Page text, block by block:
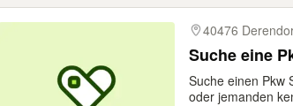
40476
Suche eine
Suche einen Pkw
oder jemanden